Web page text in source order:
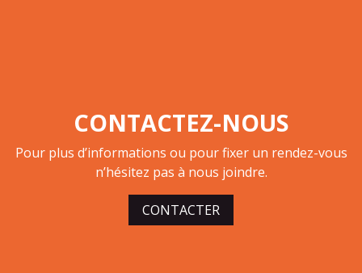
CONTACTEZ-NOUS
Pour plus d’informations ou pour fixer un rendez-vous
n’hésitez pas à nous joindre.
CONTACTER